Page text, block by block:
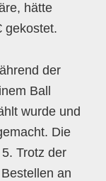
hätte
gekostet.
der
Ball
wurde und
Die
Trotz der
an